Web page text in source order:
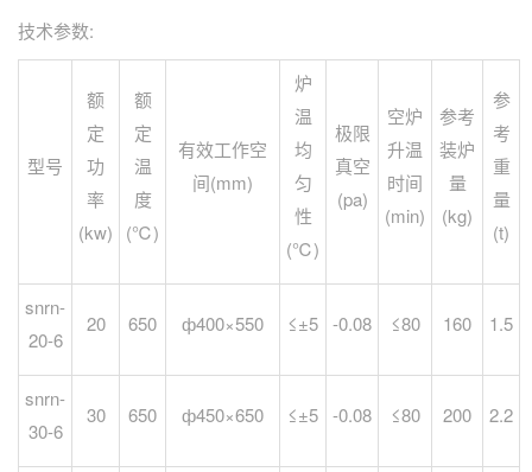
技术参数:
型号
额
定
功
率
(kw)
额
定
温
度
(℃)
有效工作空
间(mm)
炉
温
均
匀
性
(℃)
极限
真空
(pa)
空炉
升温
时间
(min)
参考
装炉
量
(kg)
参
考
重
量
(t)
snrn-
20-6
20 650 ф400×550 ≤±5 -0.08 ≤80 160 1.5
snrn-
30-6
30 650 ф450×650 ≤±5 -0.08 ≤80 200 2.2